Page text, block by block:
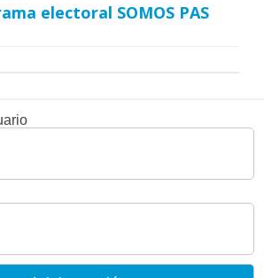
electoral SOMOS PAS